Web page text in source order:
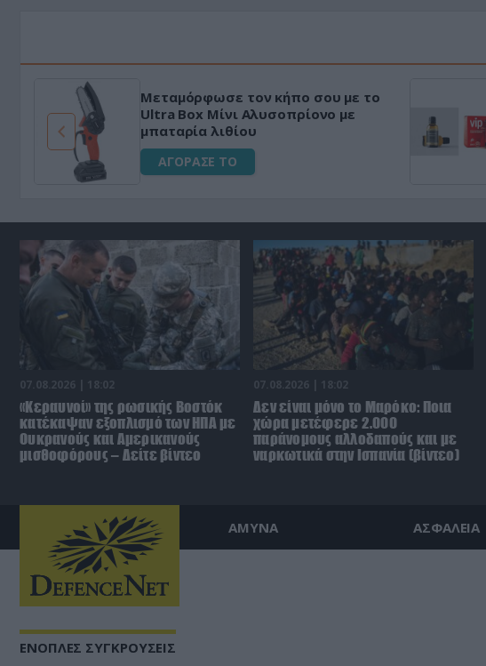
Μεταμόρφωσε τον κήπο σου με το
Ultra Box Μίνι Αλυσοπρίονο με
μπαταρία λιθίου
ΑΓΟΡΑΣΕ ΤΟ
07.08.2026 | 18:02
«Κεραυνοί» της ρωσικής Βοστόκ
κατέκαψαν εξοπλισμό των ΗΠΑ με
Ουκρανούς και Αμερικανούς
μισθοφόρους – Δείτε βίντεο
07.08.2026 | 18:02
Δεν είναι μόνο το Μαρόκο: Ποια
χώρα μετέφερε 2.000
παράνομους αλλοδαπούς και με
ναρκωτικά στην Ισπανία (βίντεο)
ΑΜΥΝΑ ΑΣΦΑΛΕΙΑ
ΕΝΟΠΛΕΣ ΣΥΓΚΡΟΥΣΕΙΣ